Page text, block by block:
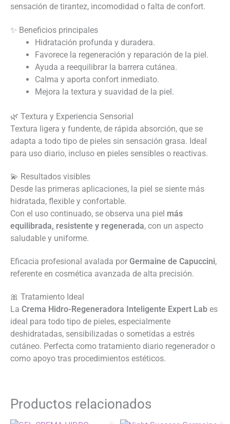
sensación de tirantez, incomodidad o falta de confort.
✨ Beneficios principales
Hidratación profunda y duradera.
Favorece la regeneración y reparación de la piel.
Ayuda a reequilibrar la barrera cutánea.
Calma y aporta confort inmediato.
Mejora la textura y suavidad de la piel.
🌿 Textura y Experiencia Sensorial
Textura ligera y fundente, de rápida absorción, que se
adapta a todo tipo de pieles sin sensación grasa. Ideal
para uso diario, incluso en pieles sensibles o reactivas.
💫 Resultados visibles
Desde las primeras aplicaciones, la piel se siente más
hidratada, flexible y confortable.
Con el uso continuado, se observa una piel más
equilibrada, resistente y regenerada, con un aspecto
saludable y uniforme.
Eficacia profesional avalada por Germaine de Capuccini,
referente en cosmética avanzada de alta precisión.
🎀 Tratamiento Ideal
La Crema Hidro-Regeneradora Inteligente Expert Lab es
ideal para todo tipo de pieles, especialmente
deshidratadas, sensibilizadas o sometidas a estrés
cutáneo. Perfecta como tratamiento diario regenerador o
como apoyo tras procedimientos estéticos.
Productos relacionados